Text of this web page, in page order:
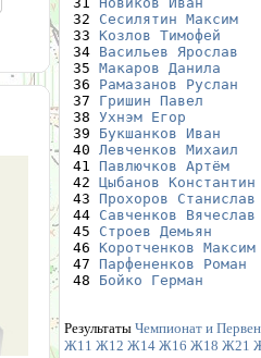
32 Сесилятин Максим
33 Козлов Тимофей
34 Васильев Ярослав
35 Макаров Данила
36 Рамазанов Руслан
37 Гришин Павел
38 Ухнэм Егор
39 Букшанков Иван
40 Левченков Михаил
41 Павлючков Артём
42 Цыбанов Константин
43 Прохоров Станислав
44 Савченков Вячеслав
45 Строев Демьян
46 Коротченков Максим
47 Парфененков Роман
48 Бойко Герман
Результаты Чемпионат и
Ж11 Ж12 Ж14 Ж16 Ж18 Ж21